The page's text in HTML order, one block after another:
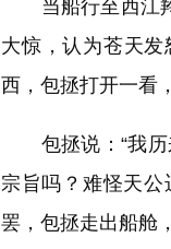
当船行至西江羚
大惊，认为苍天
西，包拯打开一看
包拯说：“我历
宗旨吗？难怪天公
罢，包拯走出船舱